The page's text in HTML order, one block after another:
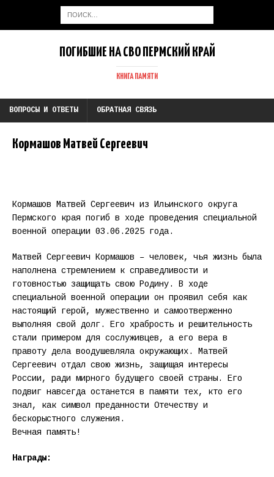
ПОГИБШИЕ НА СВО ПЕРМСКИЙ КРАЙ
КНИГА ПАМЯТИ
ВОПРОСЫ И ОТВЕТЫ ОБРАТНАЯ СВЯЗЬ
Кормашов Матвей Сергеевич
Кормашов Матвей Сергеевич из Ильинского округа
Пермского края погиб в ходе проведения специальной
военной операции 03.06.2025 года.
Матвей Сергеевич Кормашов – человек, чья жизнь была
наполнена стремлением к справедливости и
готовностью защищать свою Родину. В ходе
специальной военной операции он проявил себя как
настоящий герой, мужественно и самоотверженно
выполняя свой долг. Его храбрость и решительность
стали примером для сослуживцев, а его вера в
правоту дела воодушевляла окружающих. Матвей
Сергеевич отдал свою жизнь, защищая интересы
России, ради мирного будущего своей страны. Его
подвиг навсегда останется в памяти тех, кто его
знал, как символ преданности Отечеству и
бескорыстного служения.
Вечная память!
Награды: